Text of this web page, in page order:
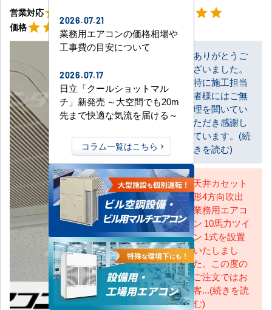
営業対応 星5
star 星5
starstar
価格 星5
starstar starstarstar
ありがとうご
ざいました。
特に施工担当
者様にはご無
理を聞いてい
ただき感謝し
ています。(続
きを読む)
AC担当
天井カセット
形4方向吹出
業務用エアコ
ン 10馬力ツイ
ン 1式を設置
いたしまし
た。この度の
ご注文ではお
客...(続きを読
む)
2026.07.21
業務用エアコンの価格相場や
工事費の目安について
2026.07.17
日立「クールショットマル
チ」新発売 ～大空間でも20m
先まで快適な気流を届ける～
コラム一覧はこちら